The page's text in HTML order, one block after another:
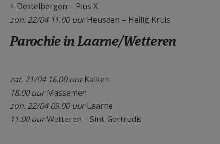
+ Destelbergen – Pius X
zon. 22/04 11.00 uurHeusden – Heilig Kruis
Parochie in Laarne/Wetteren
zat. 21/04 16.00 uurKalken
18.00 uurMassemen
zon. 22/04 09.00 uurLaarne
11.00 uurWetteren – Sint-Gertrudis